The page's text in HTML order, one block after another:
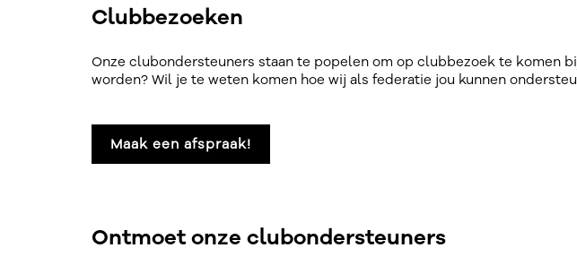
Clubbezoeken
Onze clubondersteuners staan te popelen om op clubbezoek te komen
worden? Wil je te weten komen hoe wij als federatie jou kunnen
Maak een afspraak!
Ontmoet onze clubondersteuners